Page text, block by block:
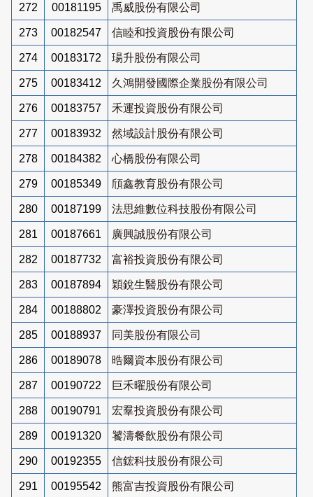
272 00181195 禹威股份有限公司
273 00182547 信睦和投資股份有限公司
274 00183172 瑒升股份有限公司
275 00183412 久鴻開發國際企業股份有限公司
276 00183757 禾運投資股份有限公司
277 00183932 然域設計股份有限公司
278 00184382 心橋股份有限公司
279 00185349 頎鑫教育股份有限公司
280 00187199 法思維數位科技股份有限公司
281 00187661 廣興誠股份有限公司
282 00187732 富裕投資股份有限公司
283 00187894 穎銳生醫股份有限公司
284 00188802 豪澤投資股份有限公司
285 00188937 同美股份有限公司
286 00189078 晧爾資本股份有限公司
287 00190722 巨禾曜股份有限公司
288 00190791 宏羣投資股份有限公司
289 00191320 饕濤餐飲股份有限公司
290 00192355 信鋐科技股份有限公司
291 00195542 熊富吉投資股份有限公司